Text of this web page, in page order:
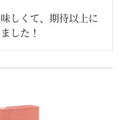
しくて、期待以上に
した！